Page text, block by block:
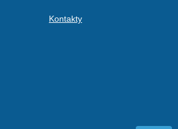
Kontakty